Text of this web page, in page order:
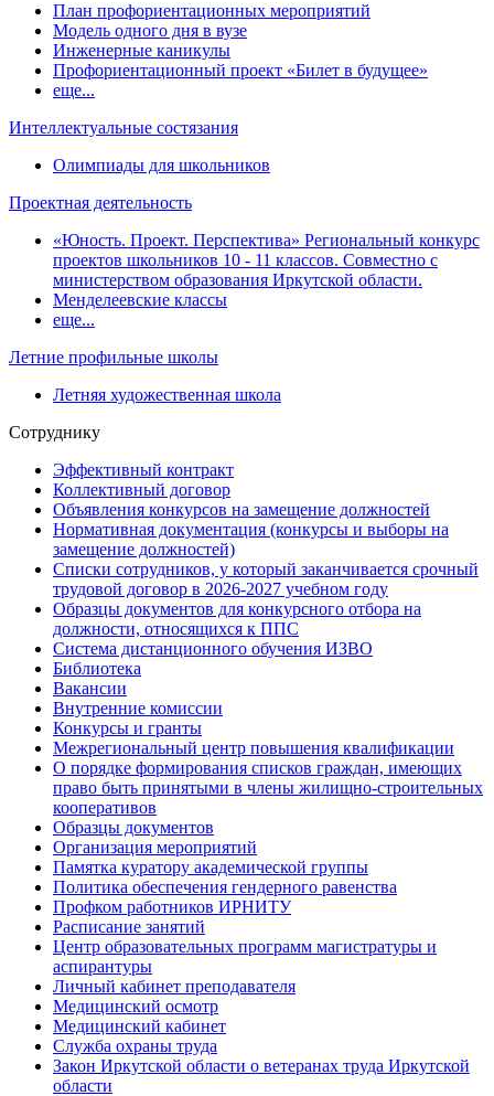
План профориентационных мероприятий
Модель одного дня в вузе
Инженерные каникулы
Профориентационный проект «Билет в будущее»
еще...
Интеллектуальные состязания
Олимпиады для школьников
Проектная деятельность
«Юность. Проект. Перспектива» Региональный конкурс
проектов школьников 10 - 11 классов. Совместно с
министерством образования Иркутской области.
Менделеевские классы
еще...
Летние профильные школы
Летняя художественная школа
Сотруднику
Эффективный контракт
Коллективный договор
Объявления конкурсов на замещение должностей
Нормативная документация (конкурсы и выборы на
замещение должностей)
Списки сотрудников, у который заканчивается срочный
трудовой договор в 2026-2027 учебном году
Образцы документов для конкурсного отбора на
должности, относящихся к ППС
Система дистанционного обучения ИЗВО
Библиотека
Вакансии
Внутренние комиссии
Конкурсы и гранты
Межрегиональный центр повышения квалификации
О порядке формирования списков граждан, имеющих
право быть принятыми в члены жилищно-строительных
кооперативов
Образцы документов
Организация мероприятий
Памятка куратору академической группы
Политика обеспечения гендерного равенства
Профком работников ИРНИТУ
Расписание занятий
Центр образовательных программ магистратуры и
аспирантуры
Личный кабинет преподавателя
Медицинский осмотр
Медицинский кабинет
Служба охраны труда
Закон Иркутской области о ветеранах труда Иркутской
области